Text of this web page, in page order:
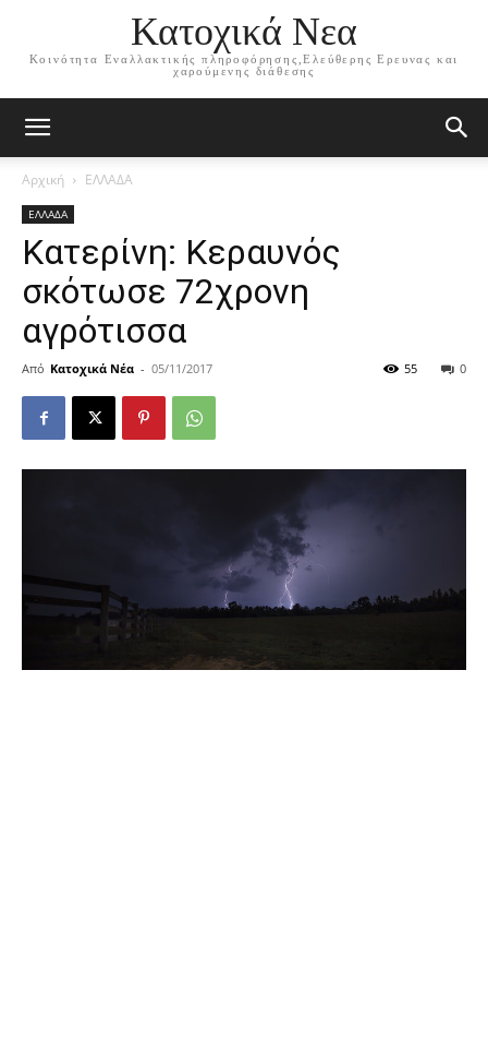
Κατοχικά Νεα
Κοινότητα Εναλλακτικής πληροφόρησης,Ελεύθερης Ερευνας και
χαρούμενης διάθεσης
Αρχική ΕΛΛΑΔΑ
ΕΛΛΑΔΑ
Κατερίνη: Κεραυνός
σκότωσε 72χρονη
αγρότισσα
Από Κατοχικά Νέα - 05/11/2017 0
55